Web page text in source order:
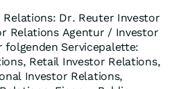
Dr. Reuter Investor
Relations Agentur / Investor
folgenden Servicepalette:
Retail Investor Relations,
Investor Relations,